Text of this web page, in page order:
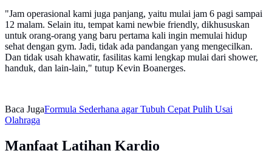
"Jam operasional kami juga panjang, yaitu mulai jam 6 pagi sampai
12 malam. Selain itu, tempat kami newbie friendly, dikhususkan
untuk orang-orang yang baru pertama kali ingin memulai hidup
sehat dengan gym. Jadi, tidak ada pandangan yang mengecilkan.
Dan tidak usah khawatir, fasilitas kami lengkap mulai dari shower,
handuk, dan lain-lain," tutup Kevin Boanerges.
Baca JugaFormula Sederhana agar Tubuh Cepat Pulih Usai
Olahraga
Manfaat Latihan Kardio